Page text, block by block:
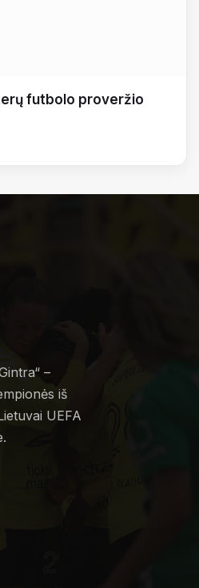
futbolo proveržio
–
iš
UEFA